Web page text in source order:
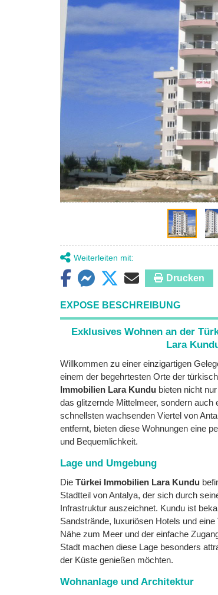
Weiterleiten mit:
Drucken
EXPOSE BESCHREIBUNG
Exklusives Wohnen an der
Lara
Willkommen zu einer einzigartigen
einem der begehrtesten Orte der
Immobilien Lara Kundu bieten nicht
das glitzernde Mittelmeer, sondern
schnellsten wachsenden Viertel von
entfernt, bieten diese Wohnungen eine
und Bequemlichkeit.
Lage und Umgebung
Die Türkei Immobilien Lara Kundu
Stadtteil von Antalya, der sich durch
Infrastruktur auszeichnet. Kundu ist
Sandstrände, luxuriösen Hotels und
Nähe zum Meer und der einfache
Stadt machen diese Lage besonders
der Küste genießen möchten.
Wohnanlage und Architektur